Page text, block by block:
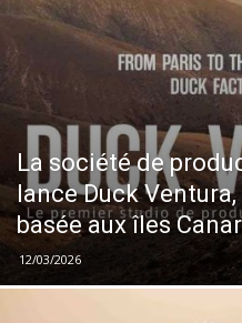
La société de
lance Duck
basée aux îles
12/03/2026